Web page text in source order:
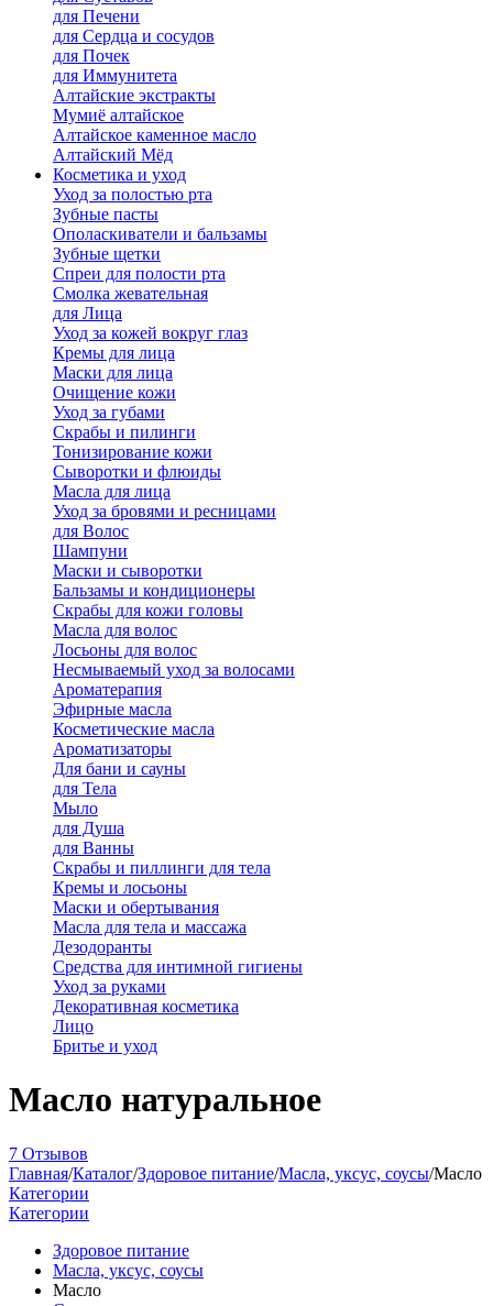
для Печени
для Сердца и сосудов
для Почек
для Иммунитета
Алтайские экстракты
Мумиё алтайское
Алтайское каменное масло
Алтайский Мёд
Косметика и уход
Уход за полостью рта
Зубные пасты
Ополаскиватели и бальзамы
Зубные щетки
Спреи для полости рта
Смолка жевательная
для Лица
Уход за кожей вокруг глаз
Кремы для лица
Маски для лица
Очищение кожи
Уход за губами
Скрабы и пилинги
Тонизирование кожи
Сыворотки и флюиды
Масла для лица
Уход за бровями и ресницами
для Волос
Шампуни
Маски и сыворотки
Бальзамы и кондиционеры
Скрабы для кожи головы
Масла для волос
Лосьоны для волос
Несмываемый уход за волосами
Ароматерапия
Эфирные масла
Косметические масла
Ароматизаторы
Для бани и сауны
для Тела
Мыло
для Душа
для Ванны
Скрабы и пиллинги для тела
Кремы и лосьоны
Маски и обертывания
Масла для тела и массажа
Дезодоранты
Средства для интимной гигиены
Уход за руками
Декоративная косметика
Лицо
Бритье и уход
Масло натуральное
7 Отзывов
Главная/Каталог/Здоровое питание/Масла, уксус, соусы/Масло
Категории
Категории
Здоровое питание
Масла, уксус, соусы
Масло